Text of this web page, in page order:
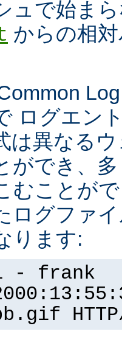
ュで始ま
からの相
ログエン
は異なる
ができ、
むことが
ログファ
ります:
- frank